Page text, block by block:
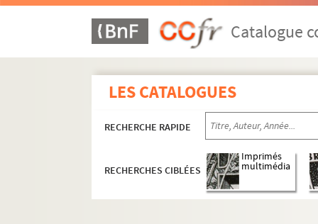
Catalogue
LES CATALOGUES
RECHERCHE RAPIDE
RECHERCHES CIBLÉES
Imprimés
multimédia
Bibliothèque Beaugrenelle
Carré Silvia Monfort
La Cour des Miracles
Mémorial du maréchal Leclerc de
Palais des Sports